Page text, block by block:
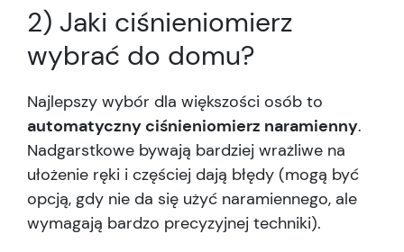
2) Jaki ciśnieniomierz
wybrać do domu?
Najlepszy wybór dla większości osób to
automatyczny ciśnieniomierz naramienny.
Nadgarstkowe bywają bardziej wrażliwe na
ułożenie ręki i częściej dają błędy (mogą być
opcją, gdy nie da się użyć naramiennego, ale
wymagają bardzo precyzyjnej techniki).